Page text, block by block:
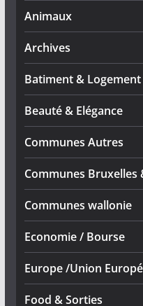
Animaux
Archives
Batiment &
Beauté & Elégance
Communes Autres
Communes Bruxelles
Communes wallonie
Economie / Bourse
Europe /Union
Food & Sorties